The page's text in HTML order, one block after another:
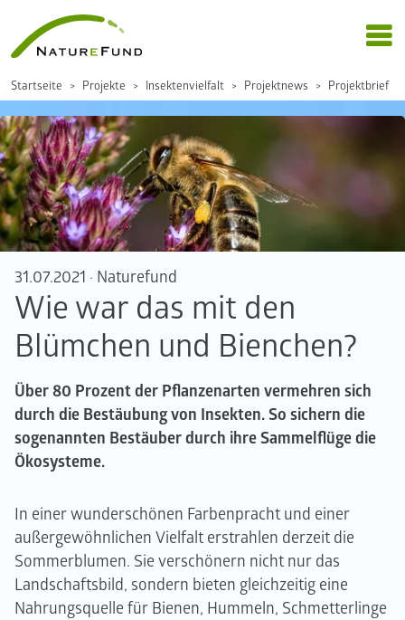
Startseite Projekte Insektenvielfalt Projektnews Projektbrief
31.07.2021 · Naturefund
Wie war das mit den
Blümchen und Bienchen?
Über 80 Prozent der Pflanzenarten vermehren sich
durch die Bestäubung von Insekten. So sichern die
sogenannten Bestäuber durch ihre Sammelflüge die
Ökosysteme.
In einer wunderschönen Farbenpracht und einer
außergewöhnlichen Vielfalt erstrahlen derzeit die
Sommerblumen. Sie verschönern nicht nur das
Landschaftsbild, sondern bieten gleichzeitig eine
Nahrungsquelle für Bienen, Hummeln, Schmetterlinge